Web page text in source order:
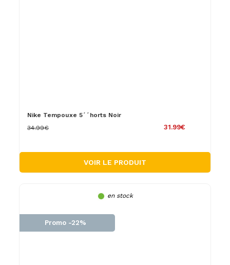
Nike Tempouxe 5´´horts Noir
31.99€
34.99€
VOIR LE PRODUIT
en stock
Promo -22%